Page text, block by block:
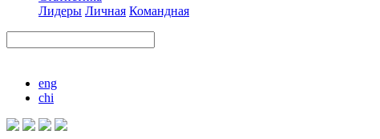
Лидеры Личная Командная
eng
chi